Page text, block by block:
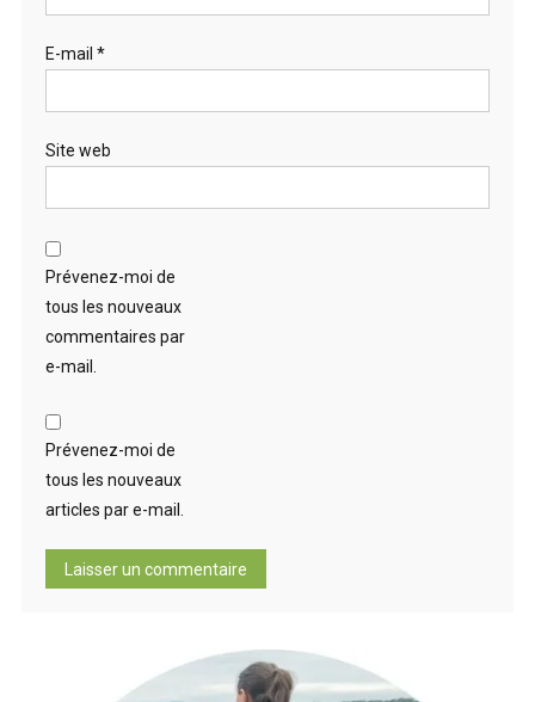
E-mail *
Site web
Prévenez-moi de
tous les nouveaux
commentaires par
e-mail.
Prévenez-moi de
tous les nouveaux
articles par e-mail.